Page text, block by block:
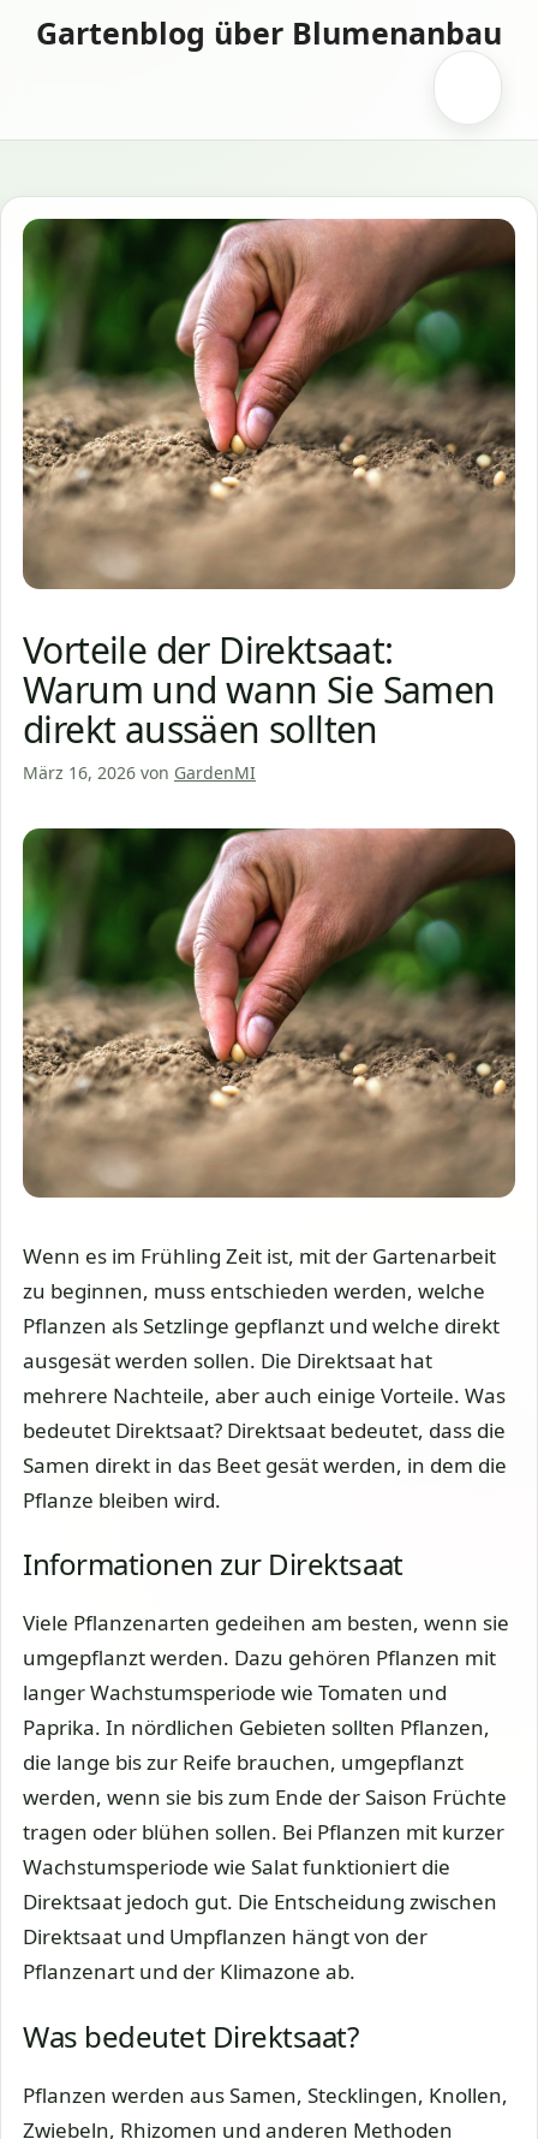
InhaltGartenblog über Blumenanbau
Vorteile der Direktsaat:
Warum und wann Sie Samen
direkt aussäen sollten
März 16, 2026 von GardenMI
Wenn es im Frühling Zeit ist, mit der Gartenarbeit
zu beginnen, muss entschieden werden, welche
Pflanzen als Setzlinge gepflanzt und welche direkt
ausgesät werden sollen. Die Direktsaat hat
mehrere Nachteile, aber auch einige Vorteile. Was
bedeutet Direktsaat? Direktsaat bedeutet, dass die
Samen direkt in das Beet gesät werden, in dem die
Pflanze bleiben wird.
Informationen zur Direktsaat
Viele Pflanzenarten gedeihen am besten, wenn sie
umgepflanzt werden. Dazu gehören Pflanzen mit
langer Wachstumsperiode wie Tomaten und
Paprika. In nördlichen Gebieten sollten Pflanzen,
die lange bis zur Reife brauchen, umgepflanzt
werden, wenn sie bis zum Ende der Saison Früchte
tragen oder blühen sollen. Bei Pflanzen mit kurzer
Wachstumsperiode wie Salat funktioniert die
Direktsaat jedoch gut. Die Entscheidung zwischen
Direktsaat und Umpflanzen hängt von der
Pflanzenart und der Klimazone ab.
Was bedeutet Direktsaat?
Pflanzen werden aus Samen, Stecklingen, Knollen,
Zwiebeln, Rhizomen und anderen Methoden